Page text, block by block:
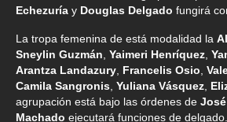
Echezuría y Douglas Delgado fungirá
La tropa femenina de está modalidad la
Sneylin Guzmán Yaimeri Henríquez
Arantza Landazury Francelis Osio
Camila Sangronis Yuliana Vásquez
agrupación está bajo las órdenes de
Machado ejecutará funciones de delgado.